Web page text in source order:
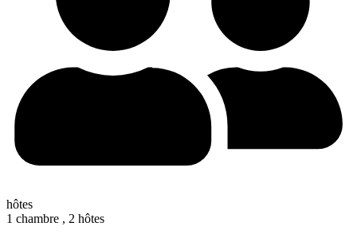
hôtes
1 chambre , 2 hôtes